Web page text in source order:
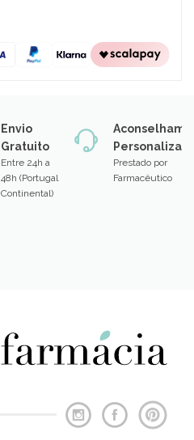
Envio
Gratuito
Entre 24h a
48h (Portugal
Continental)
Prestado por
Farmacêutico